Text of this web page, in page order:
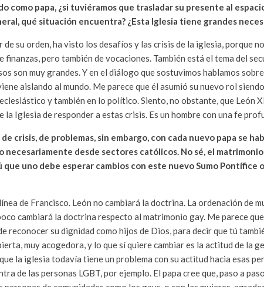
como papa, ¿si tuviéramos que trasladar su presente al
qué situación encuentra? ¿Esta Iglesia tiene grandes
de su orden, ha visto los desafíos y las crisis de la iglesia, porque
finanzas, pero también de vocaciones. También está el tema del
son muy grandes. Y en el diálogo que sostuvimos hablamos
aislando al mundo. Me parece que él asumió su nuevo rol
y también en lo político. Siento, no obstante, que León
la Iglesia de responder a estas crisis. Es un hombre con una fe
crisis, de problemas, sin embargo, con cada nuevo papa se
necesariamente desde sectores católicos. No sé, el matrimonio
que uno debe esperar cambios con este nuevo Sumo Pontífice
de Francisco. León no cambiará la doctrina. La ordenación de
cambiará la doctrina respecto al matrimonio gay. Me parece
reconocer su dignidad como hijos de Dios, para decir que tú
muy acogedora, y lo que sí quiere cambiar es la actitud de la
la iglesia todavía tiene un problema con su actitud hacia esas
de las personas LGBT, por ejemplo. El papa cree que, paso a